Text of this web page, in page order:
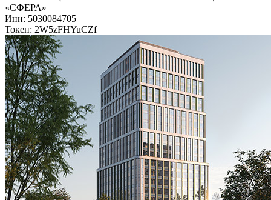
«СФЕРА»
Инн: 5030084705
Токен: 2W5zFHYuCZf